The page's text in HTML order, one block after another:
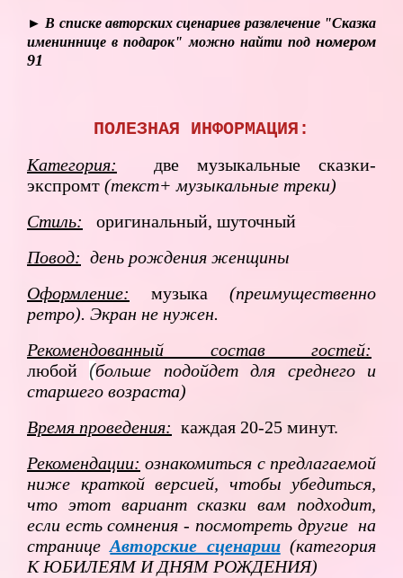
► В списке авторских сценариев развлечение "Сказка
имениннице в подарок" можно найти под номером
91
ПОЛЕЗНАЯ ИНФОРМАЦИЯ:
Категория: две музыкальные сказки-
экспромт (текст+ музыкальные треки)
Стиль: оригинальный, шуточный
Повод: день рождения женщины
Оформление: музыка (преимущественно
ретро). Экран не нужен.
Рекомендованный состав гостей:
любой (больше подойдет для среднего и
старшего возраста)
Время проведения: каждая 20-25 минут.
Рекомендации: ознакомиться с предлагаемой
ниже краткой версией, чтобы убедиться,
что этот вариант сказки вам подходит,
если есть сомнения - посмотреть другие на
страницеАвторские сценарии(категория
К ЮБИЛЕЯМ И ДНЯМ РОЖДЕНИЯ)